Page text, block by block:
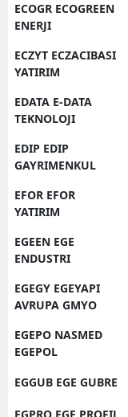
ECOGR ECOGREEN
ENERJI
ECZYT ECZACIBASI
YATIRIM
EDATA E-DATA
TEKNOLOJI
EDIP EDIP
GAYRIMENKUL
EFOR EFOR
YATIRIM
EGEEN EGE
ENDUSTRI
EGEGY EGEYAPI
AVRUPA GMYO
EGEPO NASMED
EGEPOL
EGGUB EGE GUBRE